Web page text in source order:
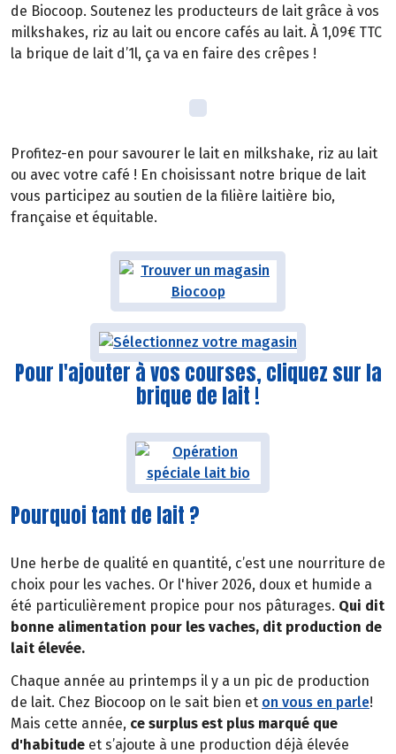
de Biocoop. Soutenez les producteurs de lait grâce à vos
milkshakes, riz au lait ou encore cafés au lait. À 1,09€ TTC
la brique de lait d’1l, ça va en faire des crêpes !
Profitez-en pour savourer le lait en milkshake, riz au lait
ou avec votre café ! En choisissant notre brique de lait
vous participez au soutien de la filière laitière bio,
française et équitable.
Pour l'ajouter à vos courses, cliquez sur la
brique de lait !
Pourquoi tant de lait ?
Une herbe de qualité en quantité, c’est une nourriture de
choix pour les vaches. Or l'hiver 2026, doux et humide a
été particulièrement propice pour nos pâturages. Qui dit
bonne alimentation pour les vaches, dit production de
lait élevée.
Chaque année au printemps il y a un pic de production
de lait. Chez Biocoop on le sait bien et on vous en parle!
Mais cette année, ce surplus est plus marqué que
d'habitude et s’ajoute à une production déjà élevée